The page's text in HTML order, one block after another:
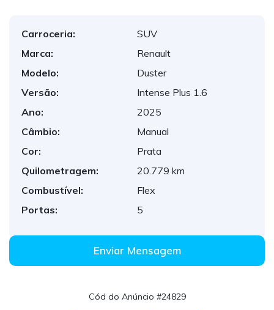
Carroceria:
SUV
Marca:
Renault
Modelo:
Duster
Versão:
Intense Plus 1.6
Ano:
2025
Câmbio:
Manual
Cor:
Prata
Quilometragem:
20.779 km
Combustível:
Flex
Portas:
5
Enviar Mensagem
Cód do Anúncio #24829